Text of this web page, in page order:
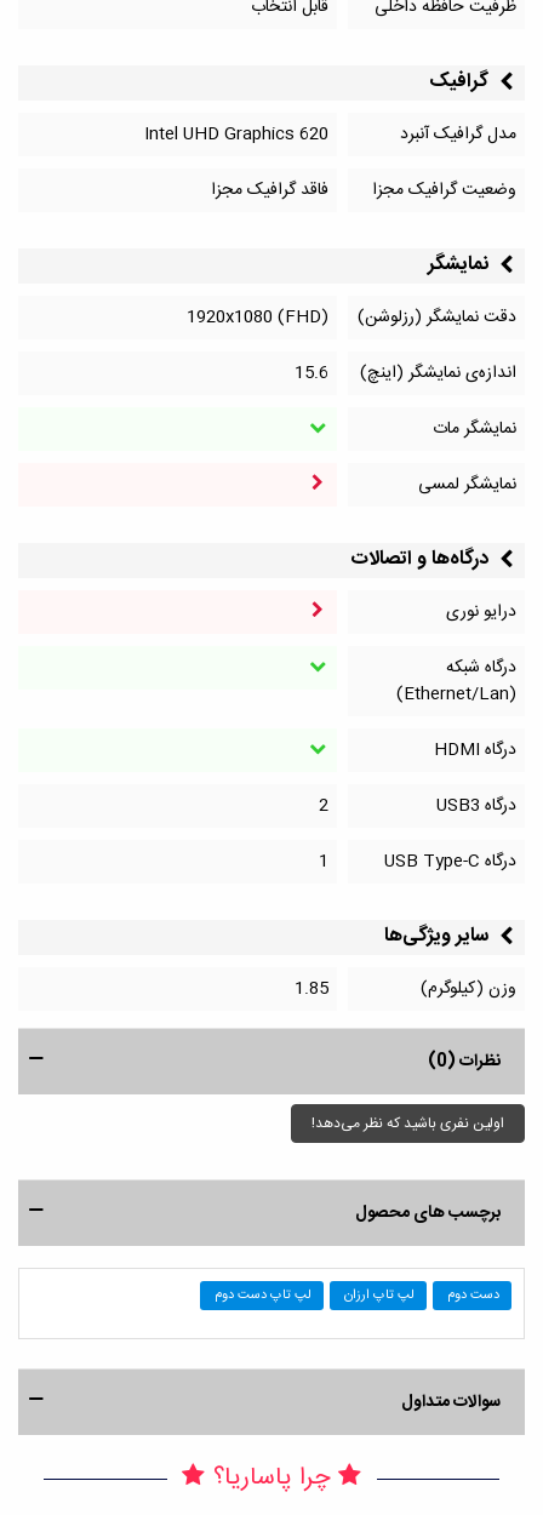
ظرفیت حافظه داخلی قابل انتخاب
گرافیک
مدل گرافیک آنبرد
Intel UHD Graphics 620
وضعیت گرافیک مجزا
فاقد گرافیک مجزا
نمایشگر
دقت نمایشگر (رزلوشن)
1920x1080 (FHD)
اندازه‌ی نمایشگر (اینچ)
15.6
نمایشگر مات
نمایشگر لمسی
درگاه‌ها و اتصالات
درایو نوری
درگاه شبکه
(Ethernet/Lan)
درگاه HDMI
درگاه‌ USB3
2
درگاه‌ USB Type-C
1
سایر ویژگی‌ها
وزن (کیلوگرم) 1.85
نظرات (0)
اولین نفری باشید که نظر می‌دهد!
برچسب های محصول
دست دوم لپ تاپ ارزان لپ تاپ دست دوم
سوالات متداول
چرا پاساریا؟